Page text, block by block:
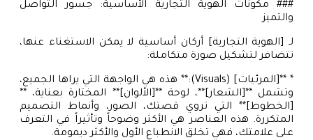
### مكونات الهوية التجارية الأساسية: جسور التواصل
والتميز
لـ [الهوية التجارية] أركان أساسية لا يمكن الاستغناء عنها،
تتضافر لتشكيل صورة متكاملة:
* **[المرئيات] (Visuals):** هذه هي الواجهة التي يراها الجميع،
وتشمل **[الشعار]**، لوحة **[الألوان]** المختارة بعناية، **
[الخطوط]** التي تروي قصتك، الصور، وأنماط التصميم
المتكررة. هذه العناصر هي الأكثر وضوحاً وتأثيراً في التعرف
على علامتك، فهي تخلق الانطباع الأول والأكثر ديمومة.